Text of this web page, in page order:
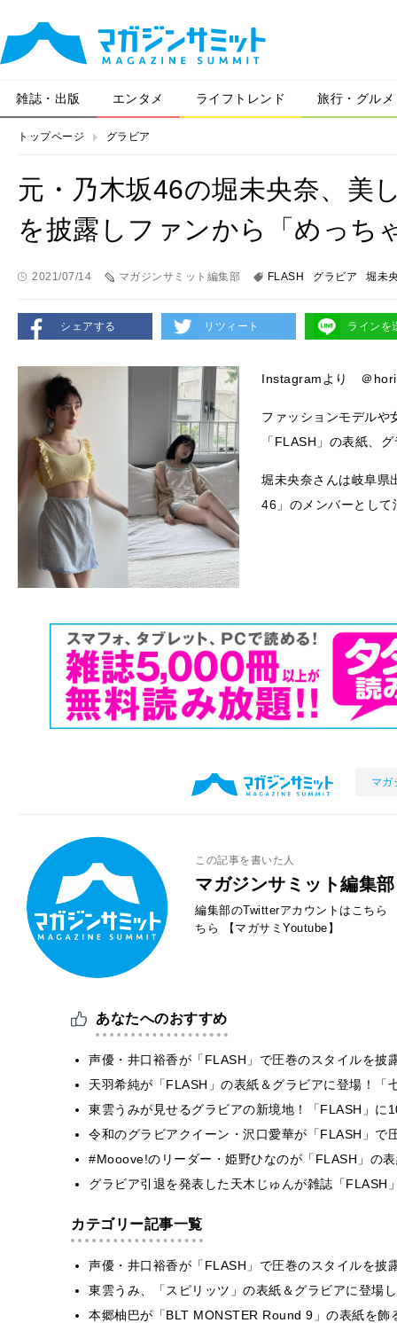
雑誌・出版 エンタメ ライフトレンド 旅行・グルメ
トップページ グラビア
元・乃木坂46の堀未央奈、美
を披露しファンから「めっち
2021/07/14 マガジンサミット編集部 FLASH グラビア 堀未
シェアする リツィート ラインを
Instagramより ＠
ファッションモデルや
「FLASH」の表紙、
堀未央奈さんは岐阜県
46」のメンバーとし
マガ
この記事を書いた人
マガジンサミット編集部
編集部のTwitterアカウントはこちら
ちら
【マガサミYoutube】
あなたへのおすすめ
声優・井口裕香が「FLASH」で圧巻のスタイルを披
天羽希純が「FLASH」の表紙＆グラビアに登場！「
東雲うみが見せるグラビアの新境地！「FLASH」に
令和のグラビアクイーン・沢口愛華が「FLASH」で
#Mooove!のリーダー・姫野ひなのが「FLASH」の
グラビア引退を発表した天木じゅんが雑誌「FLASH
カテゴリー記事一覧
声優・井口裕香が「FLASH」で圧巻のスタイルを
東雲うみ、「スピリッツ」の表紙＆グラビアに登場
本郷柚巴が「BLT MONSTER Round 9」の表紙を